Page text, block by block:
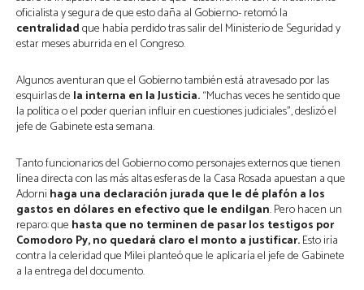
oficialista y segura de que esto daña al Gobierno- retomó la
centralidadque había perdido tras salir del Ministerio de Seguridad y
estar meses aburrida en el Congreso.
Algunos aventuran que el Gobierno también está atravesado por las
esquirlas de la interna en la Justicia.“Muchas veces he sentido que
la política o el poder querían influir en cuestiones judiciales”, deslizó el
jefe de Gabinete esta semana.
Tanto funcionarios del Gobierno como personajes externos que tienen
línea directa con las más altas esferas de la Casa Rosada apuestan a que
Adorni haga una declaración jurada que le dé plafón a los
gastos en dólares en efectivo que le endilgan. Pero hacen un
reparo: que hasta que no terminen de pasar los testigos por
Comodoro Py, no quedará claro el monto a justificar.Esto iría
contra la celeridad que Milei planteó que le aplicaría el jefe de Gabinete
a la entrega del documento.